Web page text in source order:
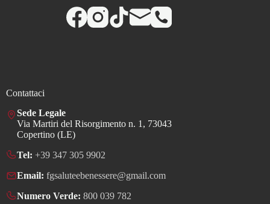
Contattaci
Sede Legale
Via Martiri del Risorgimento n. 1, 73043
Copertino (LE)
Tel: +39 347 305 9902
Email: fgsaluteebenessere@gmail.com
Numero Verde: 800 039 782